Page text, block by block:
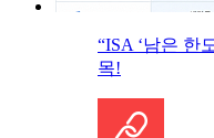
“ISA ‘남은 한
목!